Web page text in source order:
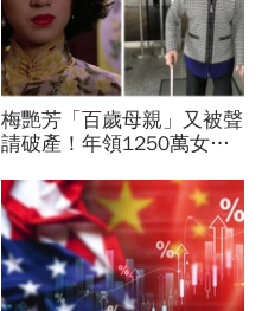
梅艷芳「百歲母親」又被聲
請破產！年領1250萬女兒
悶」想多拿錢環遊世界